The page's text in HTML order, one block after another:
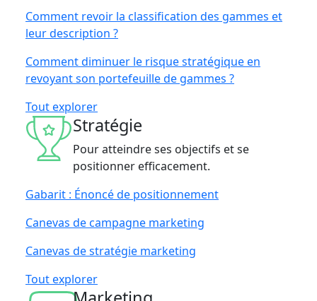
Comment revoir la classification des gammes et
leur description ?
Comment diminuer le risque stratégique en
revoyant son portefeuille de gammes ?
Tout explorer
Stratégie
Pour atteindre ses objectifs et se
positionner efficacement.
Gabarit : Énoncé de positionnement
Canevas de campagne marketing
Canevas de stratégie marketing
Tout explorer